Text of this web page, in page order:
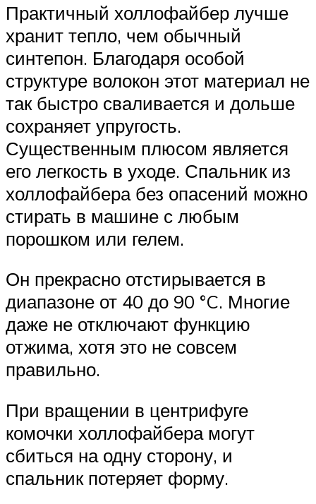
Практичный холлофайбер лучше
хранит тепло, чем обычный
синтепон. Благодаря особой
структуре волокон этот материал не
так быстро сваливается и дольше
сохраняет упругость.
Существенным плюсом является
его легкость в уходе. Спальник из
холлофайбера без опасений можно
стирать в машине с любым
порошком или гелем.
Он прекрасно отстирывается в
диапазоне от 40 до 90 °C. Многие
даже не отключают функцию
отжима, хотя это не совсем
правильно.
При вращении в центрифуге
комочки холлофайбера могут
сбиться на одну сторону, и
спальник потеряет форму.